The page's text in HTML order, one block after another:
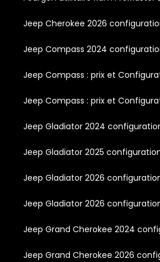
Jeep Cherokee 2026
Jeep Compass 2024
Jeep Compass : prix et
Jeep Compass : prix et
Jeep Gladiator 2024
Jeep Gladiator 2025
Jeep Gladiator 2026
Jeep Gladiator 2026
Jeep Grand Cherokee 2024
Jeep Grand Cherokee 2026